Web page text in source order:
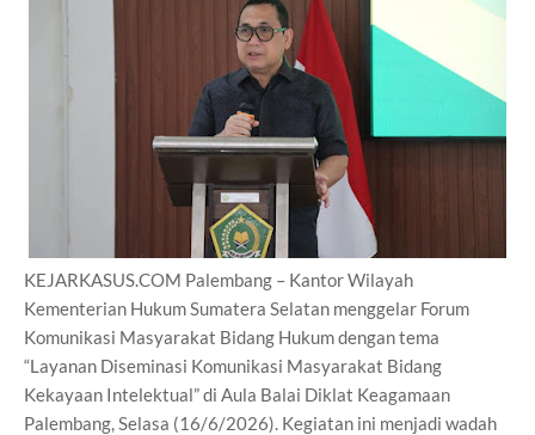
KEJARKASUS.COM Palembang – Kantor Wilayah
Kementerian Hukum Sumatera Selatan menggelar Forum
Komunikasi Masyarakat Bidang Hukum dengan tema
“Layanan Diseminasi Komunikasi Masyarakat Bidang
Kekayaan Intelektual” di Aula Balai Diklat Keagamaan
Palembang, Selasa (16/6/2026). Kegiatan ini menjadi wadah